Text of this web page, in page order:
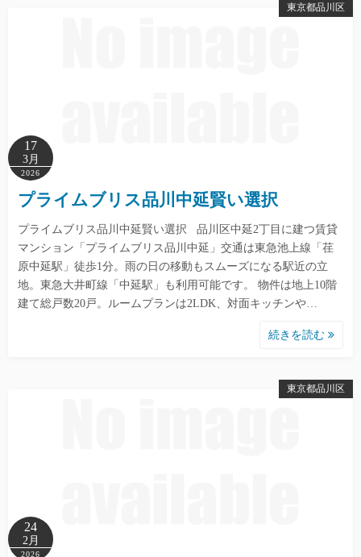
東京都品川区
17
3月
2026
プライムブリス品川中延賢い選択
プライムブリス品川中延賢い選択 品川区中延2丁目に建つ賃貸
マンション「プライムブリス品川中延」交通は東急池上線「荏
原中延駅」徒歩1分。雨の日の移動もスムーズになる駅近の立
地。東急大井町線「中延駅」も利用可能です。 物件は地上10階
建て総戸数20戸。ルームプランは2LDK、対面キッチンや…
続きを読む
東京都品川区
24
2月
2026